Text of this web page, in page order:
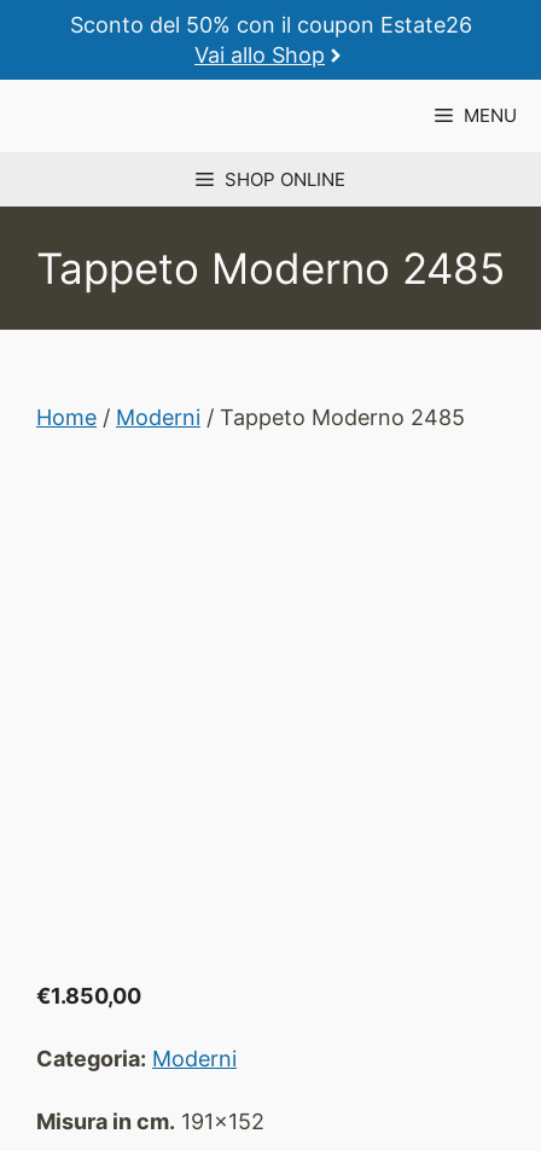
contenuto
Sconto del 50% con il coupon Estate26
Vai allo Shop
MENU
SHOP ONLINE
Tappeto Moderno 2485
Home / Moderni / Tappeto Moderno 2485
€1.850,00
Categoria: Moderni
Misura in cm. 191x152